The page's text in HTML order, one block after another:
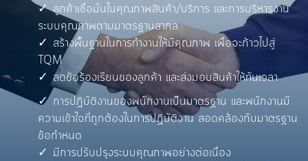
ลูกค้าเชื่อมั่นในคุณภาพสินค้า/บริการ และการบริหารงาน
ระบบคุณภาพตามมาตรฐานสากล
สร้างพื้นฐานในการทำงานให้มีคุณภาพ เพื่อจะก้าวไปสู่
TQM
ลดข้อร้องเรียนของลูกค้า และส่งมอบสินค้าให้ทันเวลา
การปฏิบัติงานของพนักงานเป็นมาตรฐาน และพนักงานมี
ความเข้าใจที่ถูกต้องในการปฏิบัติงาน สอดคล้องกับมาตรฐาน
ข้อกำหนด
มีการปรับปรุงระบบคุณภาพอย่างต่อเนื่อง